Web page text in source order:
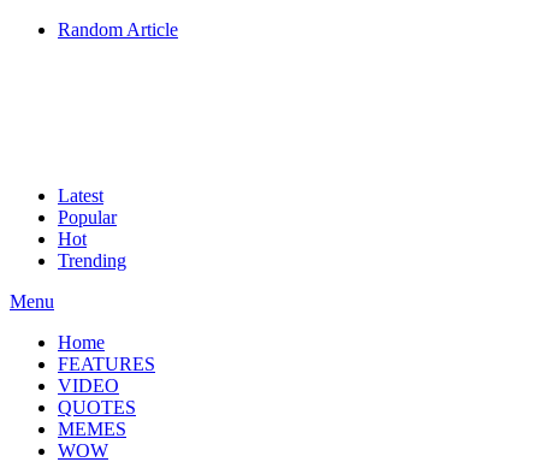
Random Article
Latest
Popular
Hot
Trending
Menu
Home
FEATURES
VIDEO
QUOTES
MEMES
WOW